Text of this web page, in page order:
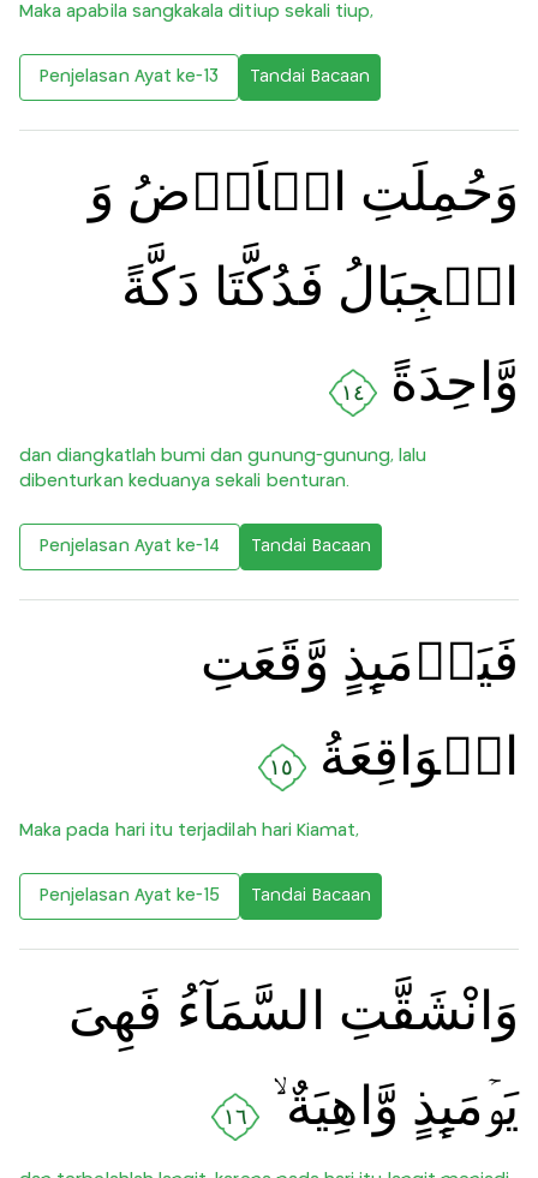
Maka apabila sangkakala ditiup sekali tiup,
Penjelasan Ayat ke-13 Tandai Bacaan
وَحُمِلَتِ الۡاَرۡضُ وَ
الۡجِبَالُ فَدُكَّتَا دَكَّةً
وَّاحِدَةً ١٤
dan diangkatlah bumi dan gunung-gunung, lalu
dibenturkan keduanya sekali benturan.
Penjelasan Ayat ke-14 Tandai Bacaan
فَيَوۡمَٮِٕذٍ وَّقَعَتِ
الۡوَاقِعَةُ ١٥
Maka pada hari itu terjadilah hari Kiamat,
Penjelasan Ayat ke-15 Tandai Bacaan
وَانْشَقَّتِ السَّمَآءُ فَهِىَ
يَوۡمَٮِٕذٍ وَّاهِيَةٌ ۙ‏ ١٦